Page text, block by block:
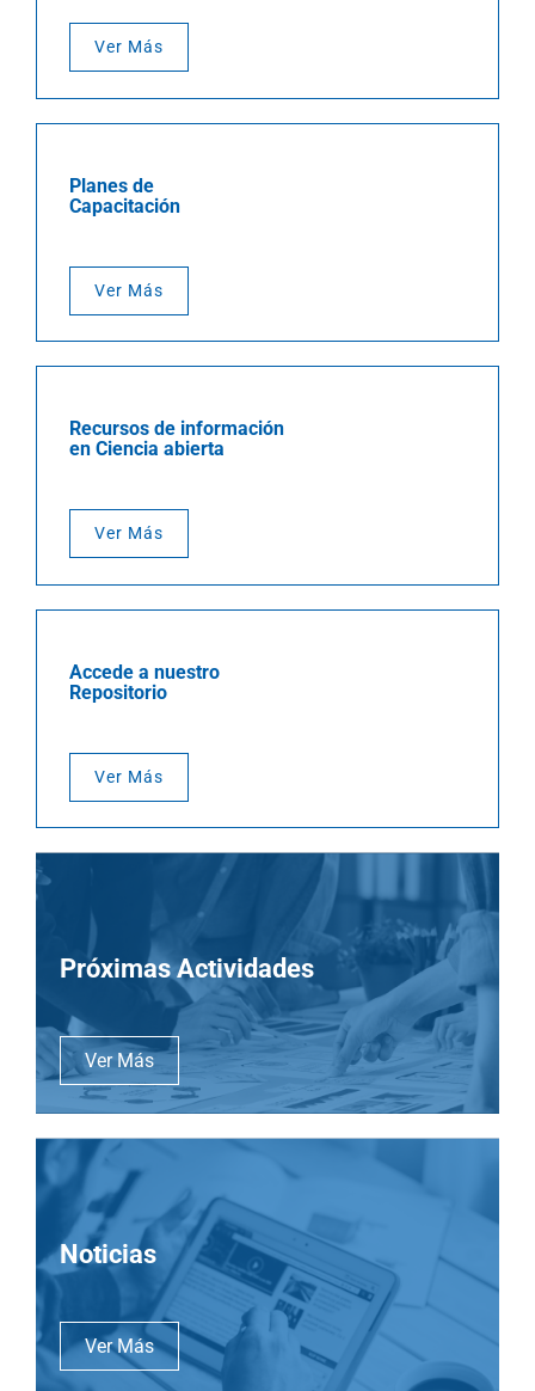
Ver Más
Planes de
Capacitación
Ver Más
Recursos de información
en Ciencia abierta
Ver Más
Accede a nuestro
Repositorio
Ver Más
Próximas Actividades
Ver Más
Noticias
Ver Más